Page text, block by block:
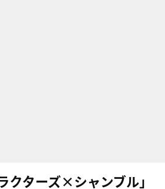
クターズ×シャンブル」